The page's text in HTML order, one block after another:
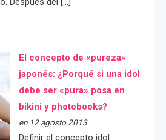
El concepto de «pureza»
japonés: ¿Porqué si una idol
debe ser «pura» posa en
bikini y photobooks?
en 12 agosto 2013
Definir el concepto idol